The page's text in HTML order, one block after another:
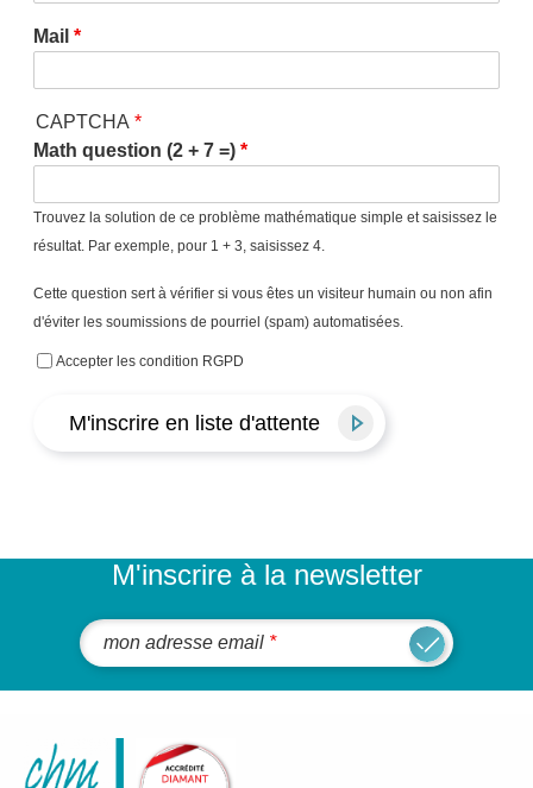
Mail
CAPTCHA
Math question (2 + 7 =)
Trouvez la solution de ce problème mathématique simple et saisissez le
résultat. Par exemple, pour 1 + 3, saisissez 4.
Cette question sert à vérifier si vous êtes un visiteur humain ou non afin
d'éviter les soumissions de pourriel (spam) automatisées.
Accepter les condition RGPD
M'inscrire à la newsletter
mon adresse email